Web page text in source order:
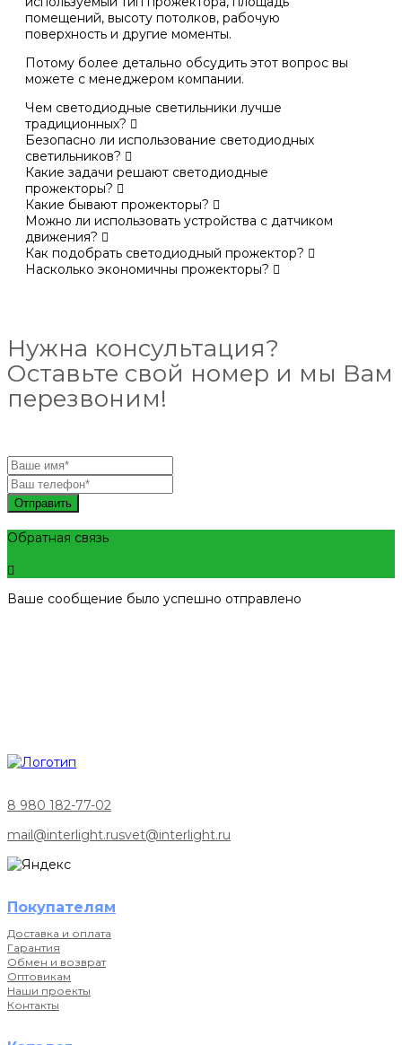
помещений, высоту потолков, рабочую
поверхность и другие моменты.
Потому более детально обсудить этот вопрос вы
можете с менеджером компании.
Чем светодиодные светильники лучше
традиционных?
Безопасно ли использование светодиодных
светильников?
Какие задачи решают светодиодные
прожекторы?
Какие бывают прожекторы?
Можно ли использовать устройства с датчиком
движения?
Как подобрать светодиодный прожектор?
Насколько экономичны прожекторы?
Нужна консультация?
Оставьте свой номер и мы Вам
перезвоним!
Отправить
Обратная связь
Ваше сообщение было успешно отправлено
8 980 182-77-02
mail@interlight.rusvet@interlight.ru
Покупателям
Доставка и оплата
Гарантия
Обмен и возврат
Оптовикам
Наши проекты
Контакты